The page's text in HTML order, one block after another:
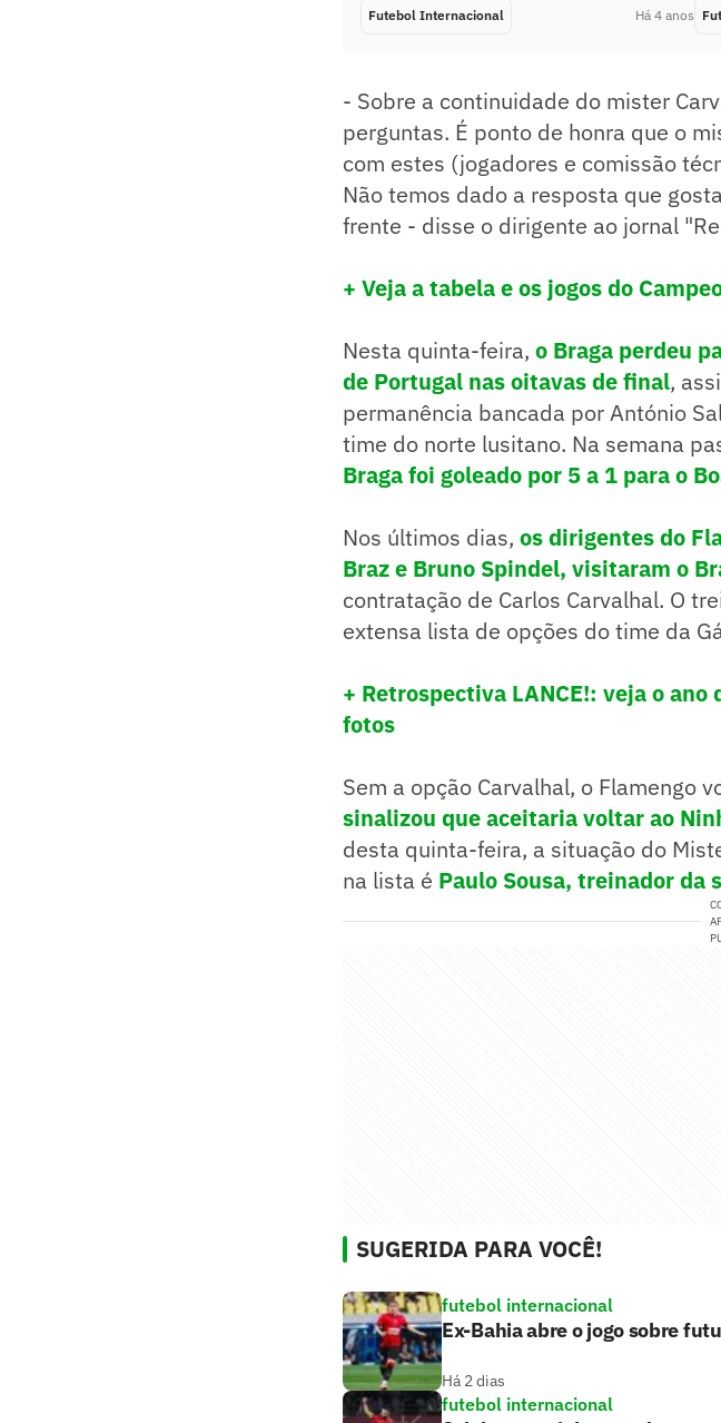
Futebol Internacional Há 4 anos
- Sobre a continuidade do mister
perguntas. É ponto de honra que o
com estes (jogadores e comissão
Não temos dado a resposta que
frente - disse o dirigente ao jornal
+ Veja a tabela e os jogos do
Nesta quinta-feira, o Braga perdeu
de Portugal nas oitavas de final,
permanência bancada por António
time do norte lusitano. Na semana
Braga foi goleado por 5 a 1 para o
Nos últimos dias, os dirigentes do
Braz e Bruno Spindel, visitaram o
contratação de Carlos Carvalhal. O
extensa lista de opções do time da
+ Retrospectiva LANCE!: veja o
fotos
Sem a opção Carvalhal, o Flamengo
sinalizou que aceitaria voltar ao
desta quinta-feira, a situação do
na lista é Paulo Sousa, treinador da
SUGERIDA PARA VOCÊ!
futebol internacional
Ex-Bahia abre o jogo sobre
Há 2 dias
futebol internacional